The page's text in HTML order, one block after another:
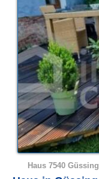
Haus 7540 Güssing